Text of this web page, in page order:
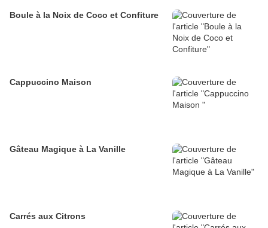
Boule à la Noix de Coco et Confiture
Cappuccino Maison
Gâteau Magique à La Vanille
Carrés aux Citrons